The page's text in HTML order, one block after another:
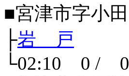
■宮津市字小田
├岩 戸
└02:10 0 / 0